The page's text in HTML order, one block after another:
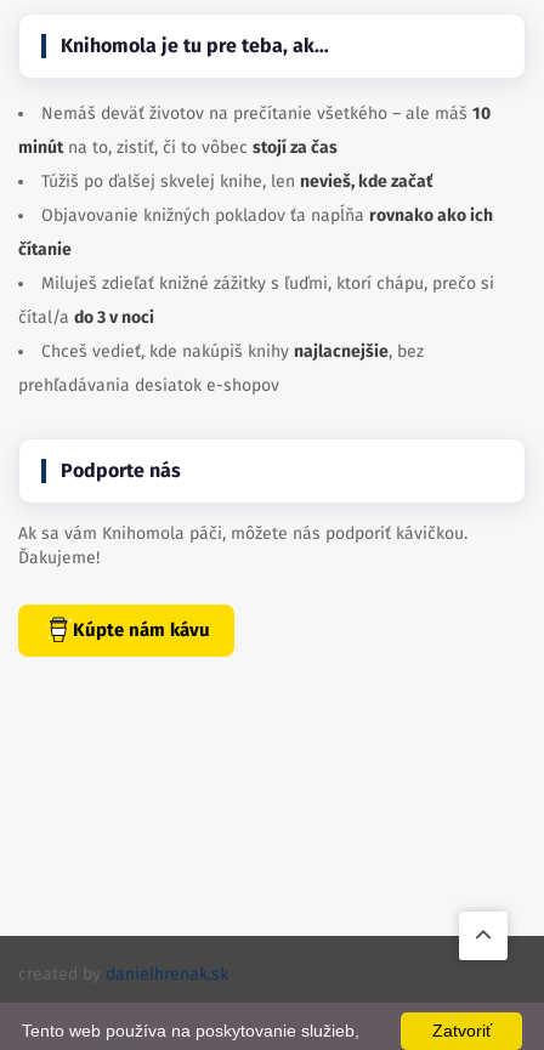
Knihomola je tu pre teba, ak…
Nemáš deväť životov na prečítanie všetkého – ale máš 10
minútna to, zistiť, či to vôbec stojí za čas
Túžiš po ďalšej skvelej knihe, len nevieš, kde začať
Objavovanie knižných pokladov ťa napĺňa rovnako ako ich
čítanie
Miluješ zdieľať knižné zážitky s ľuďmi, ktorí chápu, prečo si
čítal/a do 3 v noci
Chceš vedieť, kde nakúpiš knihy najlacnejšie, bez
prehľadávania desiatok e-shopov
Podporte nás
Ak sa vám Knihomola páči, môžete nás podporiť kávičkou.
Ďakujeme!
Kúpte nám kávu
na
created by danielhrenak.sk
Zatvoriť
Tento web používa na poskytovanie služieb,